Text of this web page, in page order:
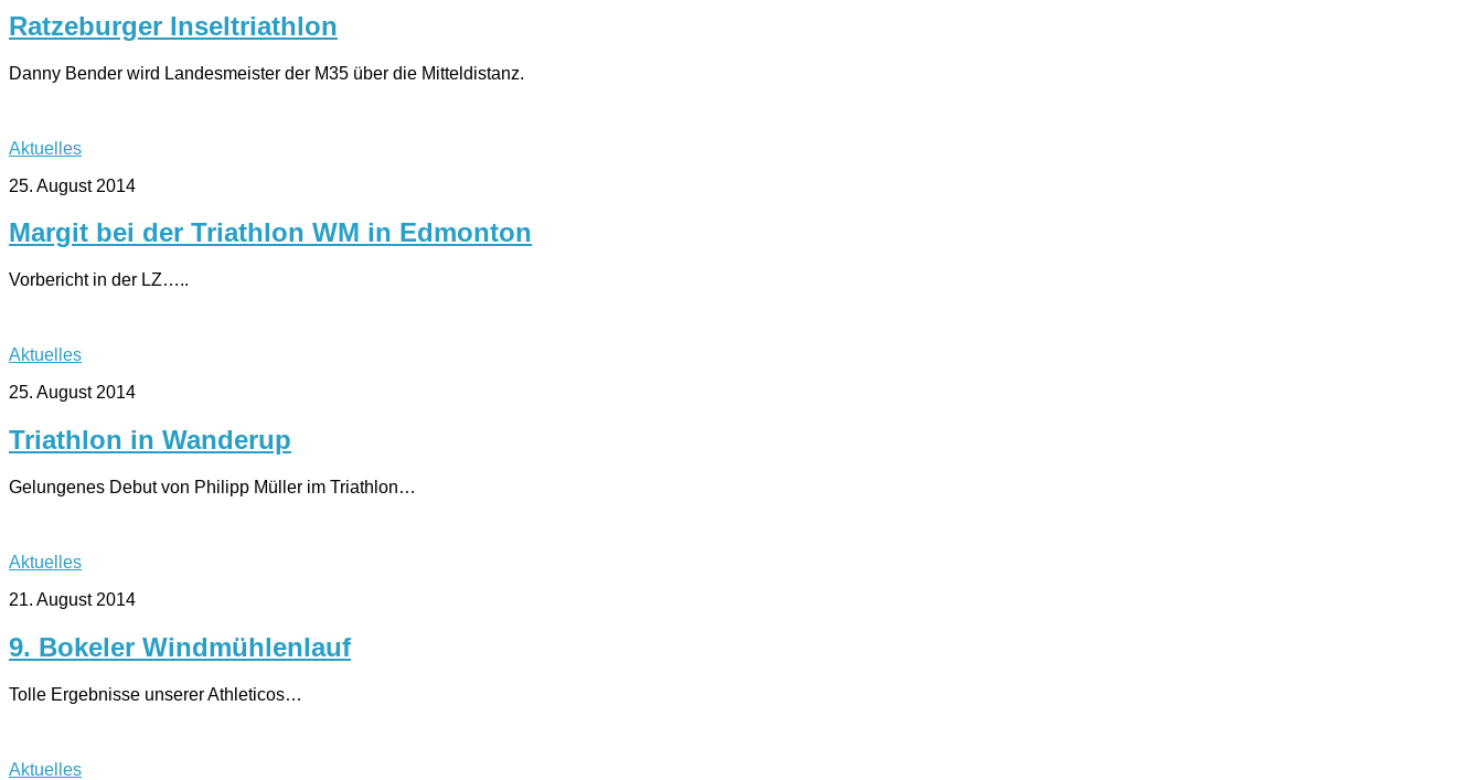
Ratzeburger Inseltriathlon
Danny Bender wird Landesmeister der M35 über die Mitteldistanz.
Aktuelles
25. August 2014
Margit bei der Triathlon WM in Edmonton
Vorbericht in der LZ…..
Aktuelles
25. August 2014
Triathlon in Wanderup
Gelungenes Debut von Philipp Müller im Triathlon…
Aktuelles
21. August 2014
9. Bokeler Windmühlenlauf
Tolle Ergebnisse unserer Athleticos…
Aktuelles